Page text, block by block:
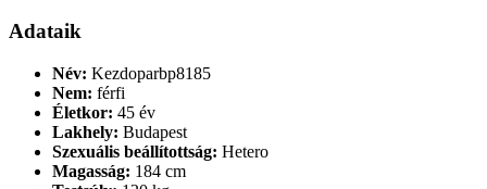
Adataik
Név: Kezdoparbp8185
Nem: férfi
Életkor: 45 év
Lakhely: Budapest
Szexuális beállítottság: Hetero
Magasság: 184 cm